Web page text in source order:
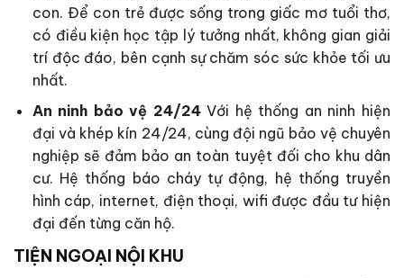
con. Để con trẻ được sống trong giấc mơ tuổi thơ,
có điều kiện học tập lý tưởng nhất, không gian giải
trí độc đáo, bên cạnh sự chăm sóc sức khỏe tối ưu
nhất.
An ninh bảo vệ 24/24Với hệ thống an ninh hiện
đại và khép kín 24/24, cùng đội ngũ bảo vệ chuyên
nghiệp sẽ đảm bảo an toàn tuyệt đối cho khu dân
cư. Hệ thống báo cháy tự động, hệ thống truyền
hình cáp, internet, điện thoại, wifi được đầu tư hiện
đại đến từng căn hộ.
TIỆN NGOẠI NỘI KHU